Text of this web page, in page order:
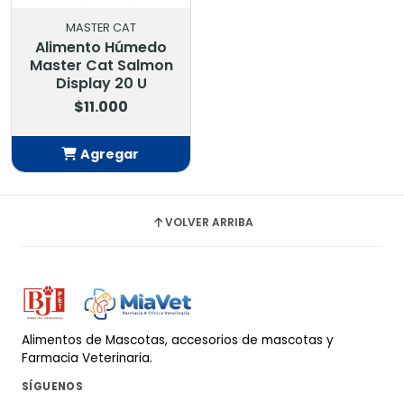
MASTER CAT
Alimento Húmedo
Master Cat Salmon
Display 20 U
$11.000
Agregar
VOLVER ARRIBA
Alimentos de Mascotas, accesorios de mascotas y
Farmacia Veterinaria.
SÍGUENOS